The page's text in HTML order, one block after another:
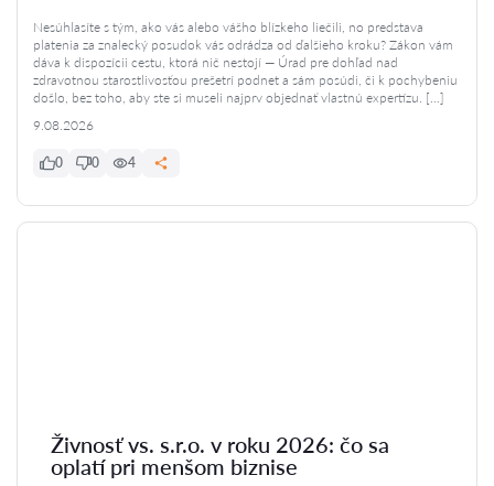
Nesúhlasíte s tým, ako vás alebo vášho blízkeho liečili, no predstava
platenia za znalecký posudok vás odrádza od ďalšieho kroku? Zákon vám
dáva k dispozícii cestu, ktorá nič nestojí — Úrad pre dohľad nad
zdravotnou starostlivosťou prešetrí podnet a sám posúdi, či k pochybeniu
došlo, bez toho, aby ste si museli najprv objednať vlastnú expertízu. […]
9.08.2026
0 0 4
Živnosť vs. s.r.o. v roku 2026: čo sa
oplatí pri menšom biznise